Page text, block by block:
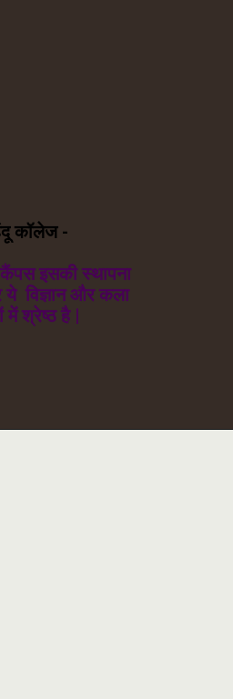
कॉलेज -
कैंपस इसकी स्थापना
विज्ञान और कला
में श्रेष्ठ है |